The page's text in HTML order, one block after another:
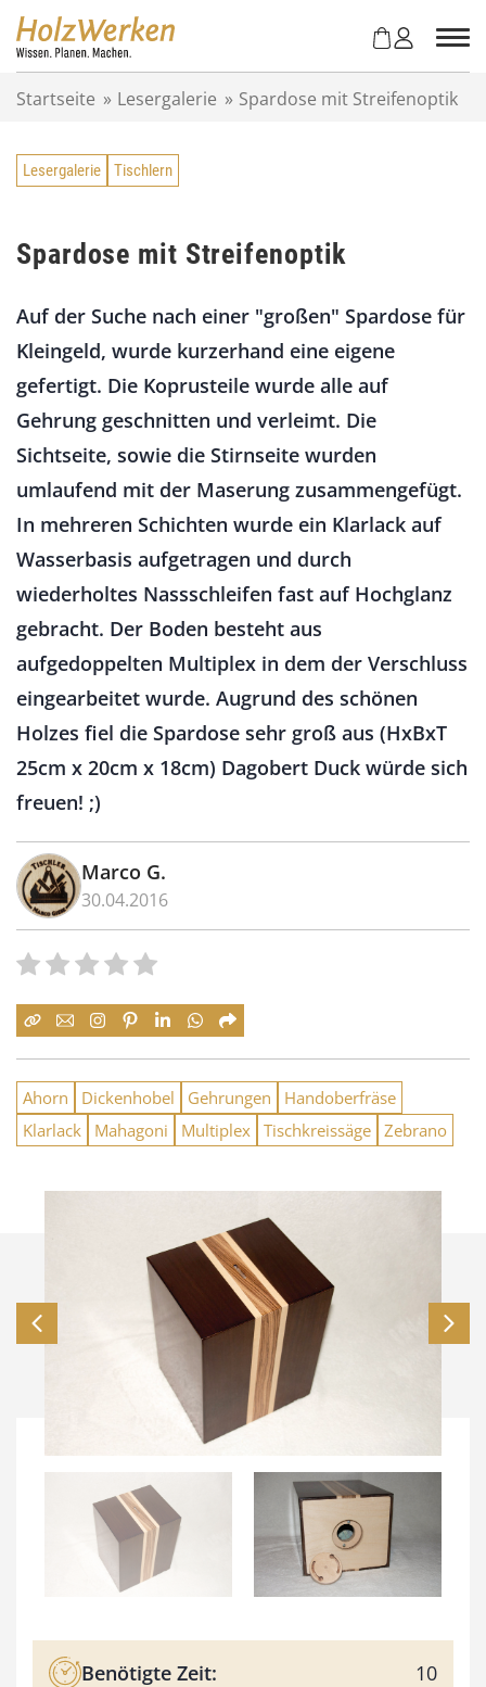
Startseite » Lesergalerie » Spardose mit Streifenoptik
Lesergalerie Tischlern
Spardose mit Streifenoptik
Auf der Suche nach einer "großen" Spardose für
Kleingeld, wurde kurzerhand eine eigene
gefertigt. Die Koprusteile wurde alle auf
Gehrung geschnitten und verleimt. Die
Sichtseite, sowie die Stirnseite wurden
umlaufend mit der Maserung zusammengefügt.
In mehreren Schichten wurde ein Klarlack auf
Wasserbasis aufgetragen und durch
wiederholtes Nassschleifen fast auf Hochglanz
gebracht. Der Boden besteht aus
aufgedoppelten Multiplex in dem der Verschluss
eingearbeitet wurde. Augrund des schönen
Holzes fiel die Spardose sehr groß aus (HxBxT
25cm x 20cm x 18cm) Dagobert Duck würde sich
freuen! ;)
Marco G.
30.04.2016
Ahorn Dickenhobel Gehrungen
Handoberfräse
Klarlack
Mahagoni Multiplex Tischkreissäge Zebrano
Benötigte Zeit: 10